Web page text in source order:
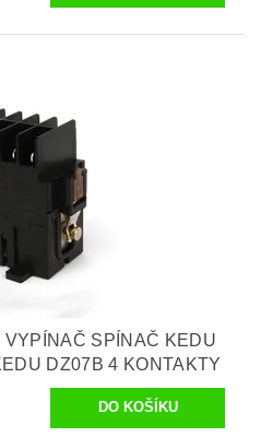
SPÍNAČ KEDU
DZ07B 4 KONTAKTY